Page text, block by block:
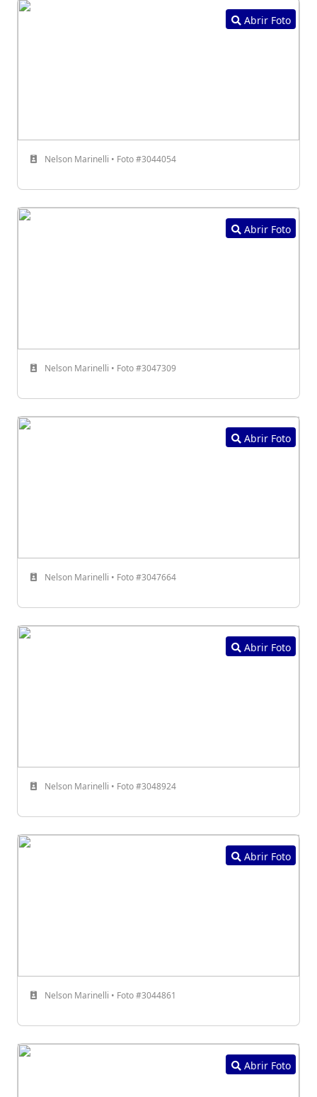
Abrir Foto
Nelson Marinelli • Foto #3044054
Abrir Foto
Nelson Marinelli • Foto #3047309
Abrir Foto
Nelson Marinelli • Foto #3047664
Abrir Foto
Nelson Marinelli • Foto #3048924
Abrir Foto
Nelson Marinelli • Foto #3044861
Abrir Foto